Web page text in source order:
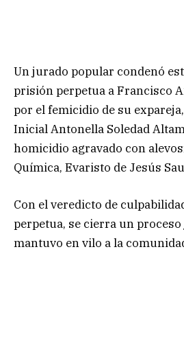
Un jurado popular condenó
prisión perpetua a Francisco
por el femicidio de su
Inicial Antonella Soledad
homicidio agravado con
Química, Evaristo de Jesús
Con el veredicto de
perpetua, se cierra un
mantuvo en vilo a la